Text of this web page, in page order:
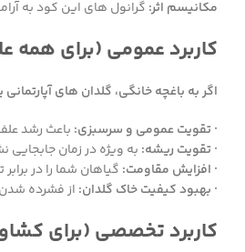
مکانیسم اثر: گرانول های این کود به
کاربرد عمومی (برای همه
اگر به باغچه خانگی، گلدان های
· تقویت عمومی و سرسبزی: باعث رشد
· تقویت ریشه: به ویژه در زمان
· افزایش مقاومت: گیاهان شما را در
· بهبود کیفیت خاک گلدان: از فشرده
کاربرد تخصصی (برای